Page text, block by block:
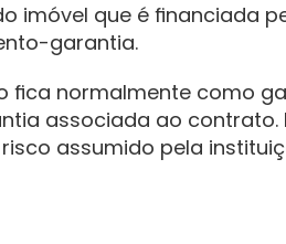
imóvel que é financiada
garantia.
fica normalmente como
associada ao contrato.
assumido pela